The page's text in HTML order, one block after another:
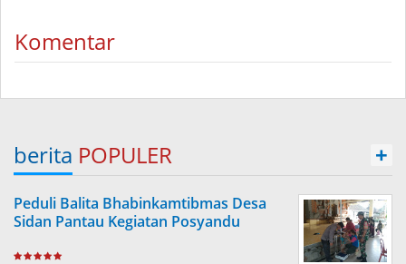
Komentar
berita POPULER +
Peduli Balita Bhabinkamtibmas Desa
Sidan Pantau Kegiatan Posyandu